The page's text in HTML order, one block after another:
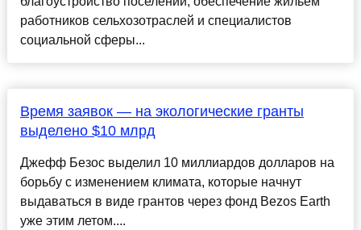
работников сельхозотраслей и специалистов
социальной сферы...
Время заявок — на экологические гранты
выделено $10 млрд
Джефф Безос выделил 10 миллиардов долларов на
борьбу с изменением климата, которые начнут
выдаваться в виде грантов через фонд Bezos Earth
уже этим летом....